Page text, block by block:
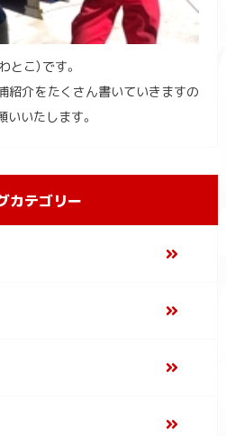
こ）です。
紹介をたくさん書いていきますの
いいたします。
カテゴリー